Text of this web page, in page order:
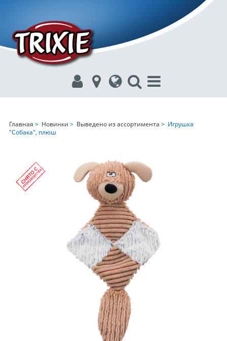
Главная > Новинки > Выведено из ассортимента > Игрушка
"Собака", плюш